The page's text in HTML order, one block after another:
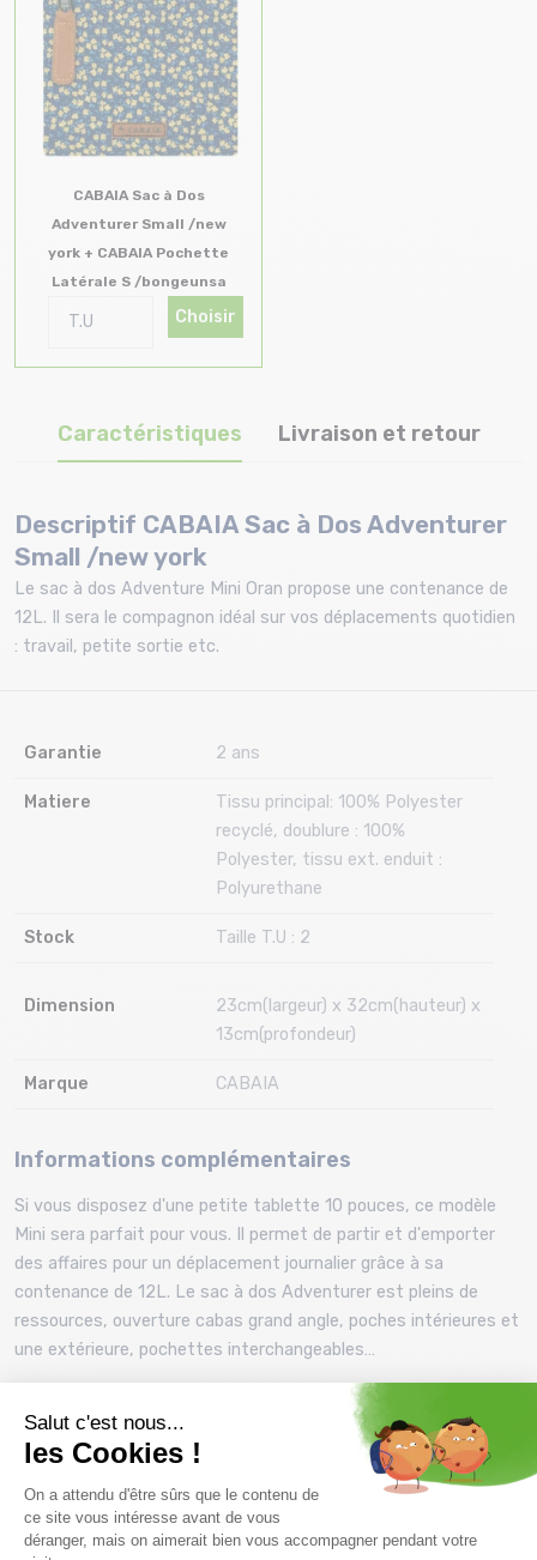
CABAIA Sac à Dos
Adventurer Small /new
york + CABAIA Pochette
Latérale S /bongeunsa
Choisir
Caractéristiques Livraison et retour
Descriptif CABAIA Sac à Dos Adventurer
Small /new york
Le sac à dos Adventure Mini Oran propose une contenance de
12L. Il sera le compagnon idéal sur vos déplacements quotidien
: travail, petite sortie etc.
Garantie 2 ans
Matiere
Tissu principal: 100% Polyester
recyclé, doublure : 100%
Polyester, tissu ext. enduit :
Polyurethane
Stock Taille T.U : 2
Dimension
23cm(largeur) x 32cm(hauteur) x
13cm(profondeur)
Marque CABAIA
Informations complémentaires
Si vous disposez d'une petite tablette 10 pouces, ce modèle
Mini sera parfait pour vous. Il permet de partir et d'emporter
des affaires pour un déplacement journalier grâce à sa
contenance de 12L. Le sac à dos Adventurer est pleins de
ressources, ouverture cabas grand angle, poches intérieures et
une extérieure, pochettes interchangeables…
- Compartiment rembourré pour tablette 10 pouces
- Vegan & déperlant
- Sangle attache valise
- Bretelles rembourrées et anti-transpirantes